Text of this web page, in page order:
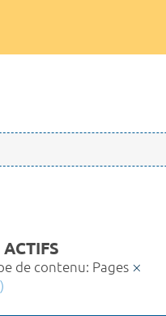
ACTIFS
de contenu: Pages